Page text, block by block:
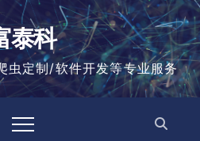
泰科
虫定制/软件开发等专业服务